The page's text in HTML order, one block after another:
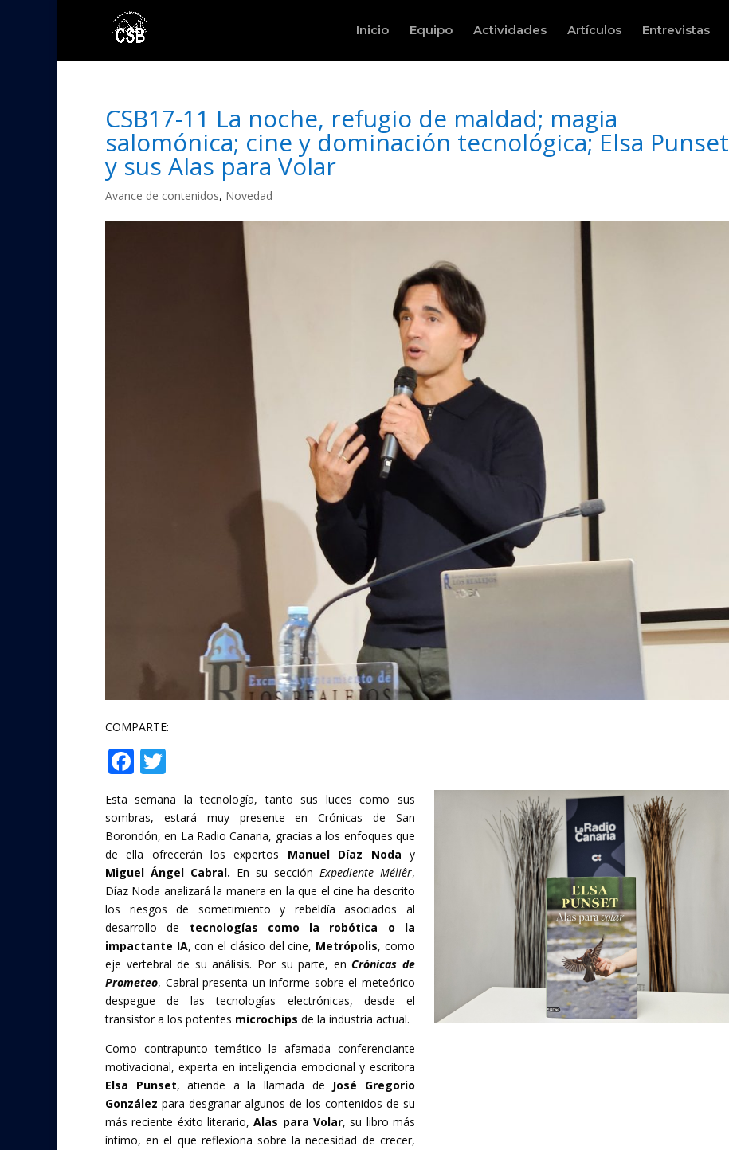
Inicio Equipo Actividades Artículos Entrevistas
CSB17-11 La noche, refugio de maldad; magia
salomónica; cine y dominación tecnológica; Elsa Punset
y sus Alas para Volar
Avance de contenidos, Novedad
COMPARTE:
F
e
b
o
o
k
w
itt
er
Esta semana la tecnología, tanto sus luces como sus
sombras, estará muy presente en Crónicas de San
Borondón, en La Radio Canaria, gracias a los enfoques que
de ella ofrecerán los expertos Manuel Díaz Noda y
Miguel Ángel Cabral. En su sección Expediente Méliêr,
Díaz Noda analizará la manera en la que el cine ha descrito
los riesgos de sometimiento y rebeldía asociados al
desarrollo de tecnologías como la robótica o la
impactante IA, con el clásico del cine, Metrópolis, como
eje vertebral de su análisis. Por su parte, enCrónicas de
Prometeo, Cabral presenta un informe sobre el meteórico
despegue de las tecnologías electrónicas, desde el
transistor a los potentes microchips de la industria actual.
Como contrapunto temático la afamada conferenciante
motivacional, experta en inteligencia emocional y escritora
Elsa Punset, atiende a la llamada de José Gregorio
González para desgranar algunos de los contenidos de su
más reciente éxito literario,Alas para Volar, su libro más
íntimo, en el que reflexiona sobre la necesidad de crecer,